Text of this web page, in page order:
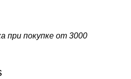
при покупке от 3000